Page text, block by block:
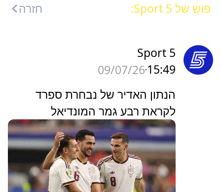
פוש של Sport 5: חזרה
Sport 5
15:49
09/07/26
הנתון האדיר של נבחרת ספרד
לקראת רבע גמר המונדיאל